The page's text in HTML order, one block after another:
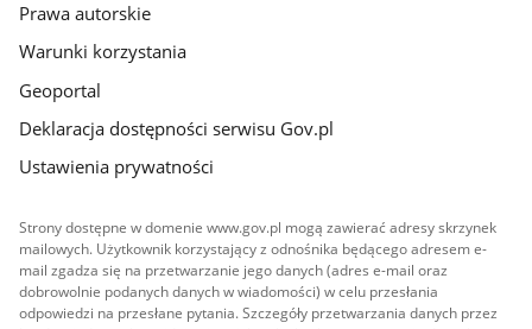
Prawa autorskie
Warunki korzystania
Geoportal
Deklaracja dostępności serwisu Gov.pl
Ustawienia prywatności
Strony dostępne w domenie www.gov.pl mogą zawierać adresy skrzynek
mailowych. Użytkownik korzystający z odnośnika będącego adresem e-
mail zgadza się na przetwarzanie jego danych (adres e-mail oraz
dobrowolnie podanych danych w wiadomości) w celu przesłania
odpowiedzi na przesłane pytania. Szczegóły przetwarzania danych przez